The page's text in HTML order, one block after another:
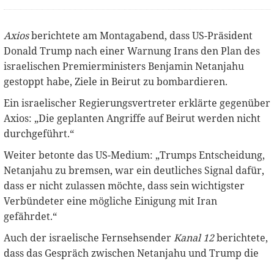
Axiosberichtete am Montagabend, dass US-Präsident
Donald Trump nach einer Warnung Irans den Plan des
israelischen Premierministers Benjamin Netanjahu
gestoppt habe, Ziele in Beirut zu bombardieren.
Ein israelischer Regierungsvertreter erklärte gegenüber
Axios: „Die geplanten Angriffe auf Beirut werden nicht
durchgeführt.“
Weiter betonte das US-Medium: „Trumps Entscheidung,
Netanjahu zu bremsen, war ein deutliches Signal dafür,
dass er nicht zulassen möchte, dass sein wichtigster
Verbündeter eine mögliche Einigung mit Iran
gefährdet.“
Auch der israelische FernsehsenderKanal 12berichtete,
dass das Gespräch zwischen Netanjahu und Trump die